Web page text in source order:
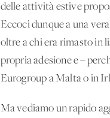
delle attività estive
Eccoci dunque a una
oltre a chi era rimasto in
propria adesione e –
Eurogroup a Malta o in
Ma vediamo un rapido